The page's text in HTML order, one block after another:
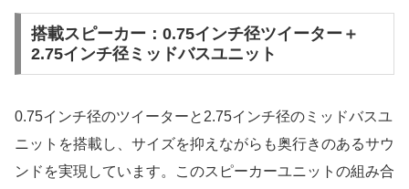
搭載スピーカー：0.75インチ径ツイーター＋
2.75インチ径ミッドバスユニット
0.75インチ径のツイーターと2.75インチ径のミッドバスユ
ニットを搭載し、サイズを抑えながらも奥行きのあるサウ
ンドを実現しています。このスピーカーユニットの組み合